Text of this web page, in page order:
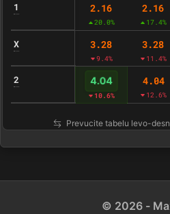
1 2.16
20.0%
2.16
17.4%
X 3.28
9.4%
3.28
11.4%
2 4.04
10.6%
4.04
12.6%
Prevucite tabelu levo-
© 2026 -